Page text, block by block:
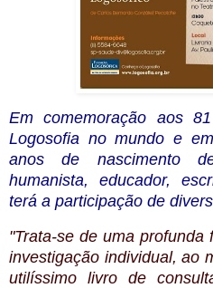
Em comemoração aos
Logosofia no mundo e
anos de nascimento
humanista, educador,
terá a participação de
"Trata-se de uma profunda
investigação individual, ao
utilíssimo livro de